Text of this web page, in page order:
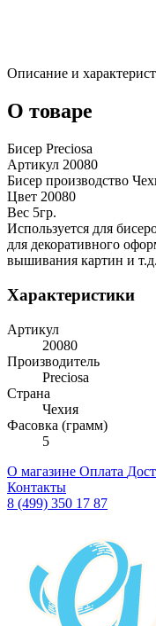
Описание и
О товаре
Бисер Preciosa
Артикул 20080
Бисер производство
Цвет 20080
Вес 5гр.
Используется для
для декоративного
вышивания картин и т.д.
Характеристики
Артикул
20080
Производитель
Preciosa
Страна
Чехия
Фасовка (грамм)
5
О магазине Оплата
Контакты
8 (499) 350 17 87